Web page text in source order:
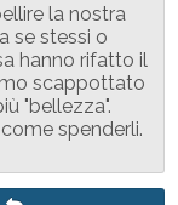
la nostra
se stessi o
hanno rifatto il
scappottato
"bellezza".
spenderli.